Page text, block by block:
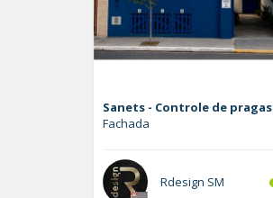
Sanets - Controle de pragas
Fachada
Rdesign SM